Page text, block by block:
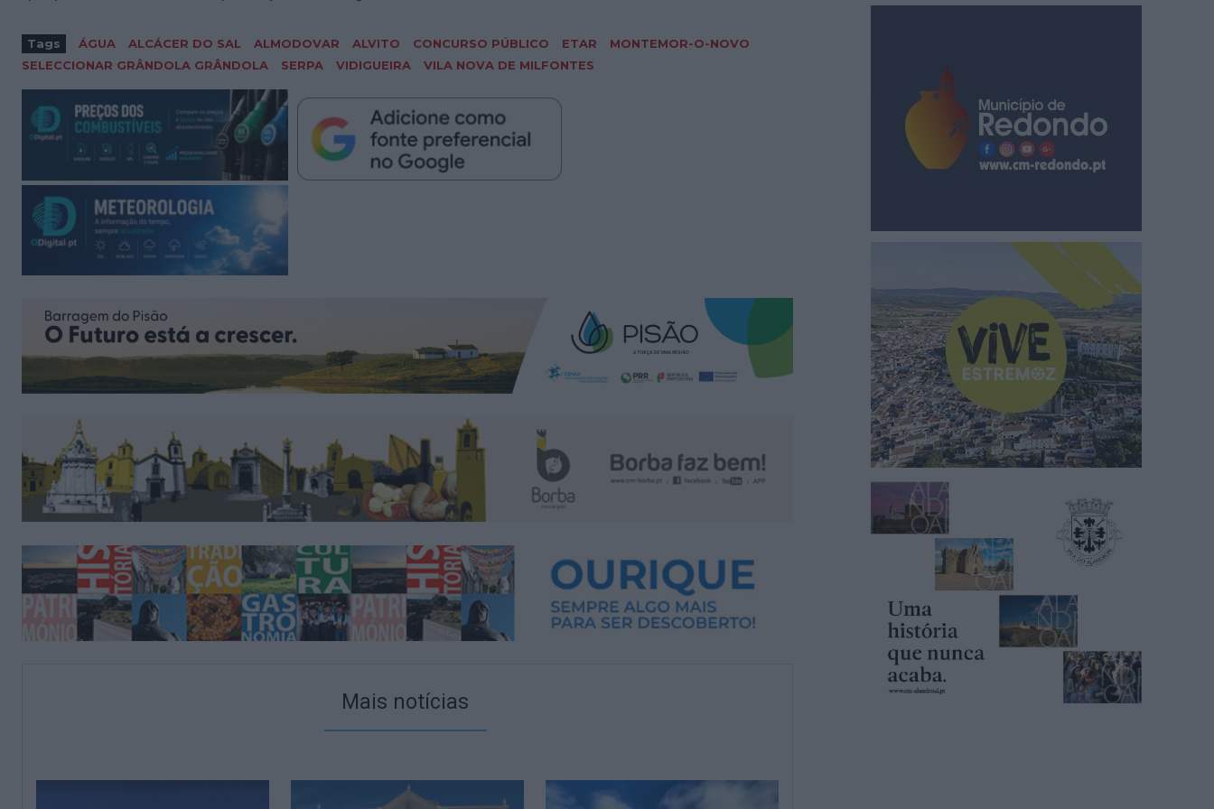
Tags ÁGUA ALCÁCER DO SAL ALMODOVAR ALVITO CONCURSO PÚBLICO ETAR
MONTEMOR-O-NOVO
SELECCIONAR GRÂNDOLA GRÂNDOLA
SERPA VIDIGUEIRA VILA NOVA DE MILFONTES
Mais notícias